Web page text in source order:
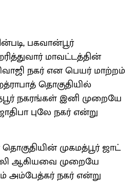
பகவான்பூர்
மாவட்டத்தின்
நகர் என பெயர் மாற்றம்
தொகுதியில்
நகரங்கள் இனி முறையே
புலே நகர் என்று
முகமத்பூர் ஜாட்
ஆகியவை முறையே
அம்பேத்கர் நகர் என்று